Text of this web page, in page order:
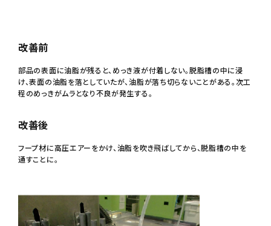
改善前
部品の表面に油脂が残ると、めっき液が付着しない。脱脂槽の中に浸
け、表面の油脂を落としていたが、油脂が落ち切らないことがある。次工
程のめっきがムラとなり不良が発生する。
改善後
フープ材に高圧エアーをかけ、油脂を吹き飛ばしてから、脱脂槽の中を
通すことに。